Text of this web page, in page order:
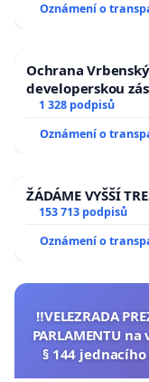
Oznámení o
Ochrana
developerskou
1 328 podpisů
Oznámení o
ŽÁDÁME VYŠŠÍ
153 713 podpisů
Oznámení o
‼️VELEZRADA
PARLAMENTU
§ 144